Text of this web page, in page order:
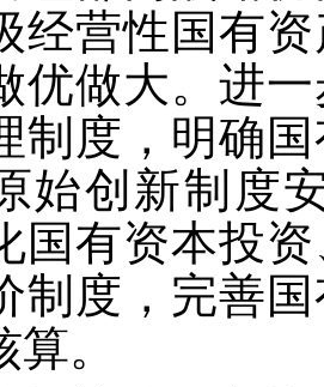
经营性国有
优做大。进
制度，明确
始创新制度
国有资本投
制度，完善
。